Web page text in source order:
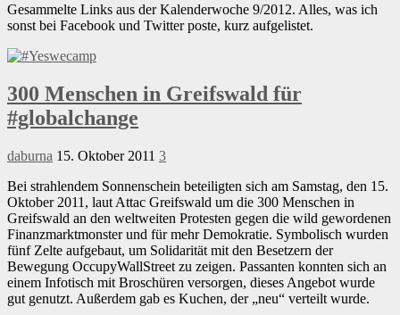
Gesammelte Links aus der Kalenderwoche 9/2012. Alles, was ich
sonst bei Facebook und Twitter poste, kurz aufgelistet.
300 Menschen in Greifswald für
#globalchange
daburna 15. Oktober 2011 3
Bei strahlendem Sonnenschein beteiligten sich am Samstag, den 15.
Oktober 2011, laut Attac Greifswald um die 300 Menschen in
Greifswald an den weltweiten Protesten gegen die wild gewordenen
Finanzmarktmonster und für mehr Demokratie. Symbolisch wurden
fünf Zelte aufgebaut, um Solidarität mit den Besetzern der
Bewegung OccupyWallStreet zu zeigen. Passanten konnten sich an
einem Infotisch mit Broschüren versorgen, dieses Angebot wurde
gut genutzt. Außerdem gab es Kuchen, der „neu“ verteilt wurde.